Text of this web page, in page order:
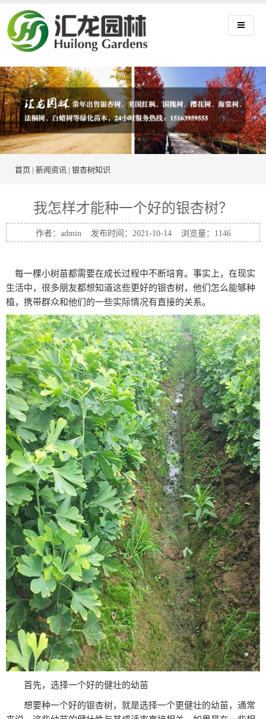
首页 | 新闻资讯 | 银杏树知识
我怎样才能种一个好的银杏树？
作者：admin 发布时间：2021-10-14 浏览量： 1146
每一棵小树苗都需要在成长过程中不断培育。事实上，在现实
生活中，很多朋友都想知道这些更好的银杏树，他们怎么能够种
植，携带群众和他们的一些实际情况有直接的关系。
首先，选择一个好的健壮的幼苗
想要种一个好的银杏树，就是选择一个更健壮的幼苗，通常